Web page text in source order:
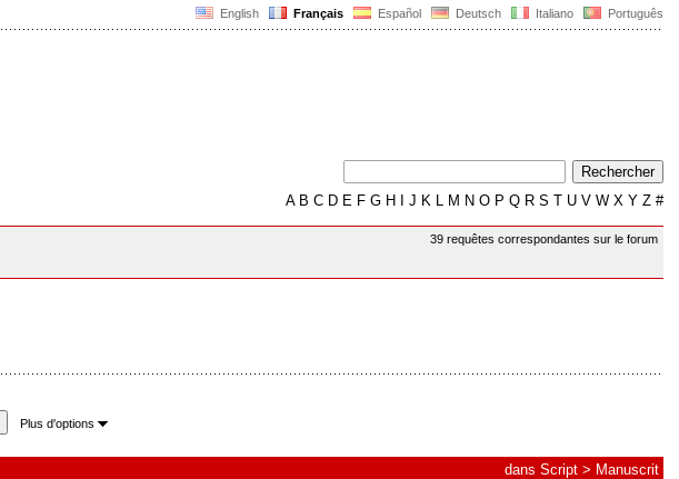
English Français Español Deutsch Italiano Português
AB C D E F G H J K L M N O P Q R S T U V W X Y Z #
39 requêtes correspondantes sur le forum
Plus d'options
dans Script > Manuscrit